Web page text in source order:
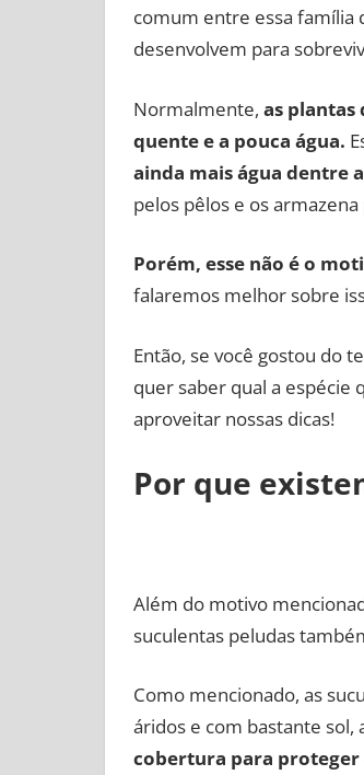
comum entre essa família
desenvolvem para
Normalmente, as plantas
quente e a pouca água.
ainda mais água dentre
pelos pêlos e os
Porém, esse não é o
falaremos melhor sobre
Então, se você gostou do
quer saber qual a espécie
aproveitar nossas dicas!
Por que
Além do motivo
suculentas peludas
Como mencionado, as
áridos e com bastante sol,
cobertura para proteger